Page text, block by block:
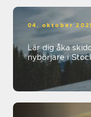
04. oktober
Lär dig åka
nybörjare i